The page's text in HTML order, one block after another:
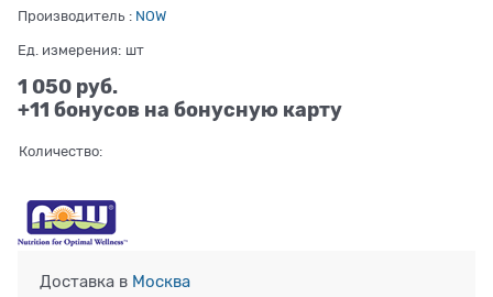
Производитель : NOW
Ед. измерения: шт
1 050 руб.
+11 бонусов на бонусную карту
Количество:
Доставка в Москва